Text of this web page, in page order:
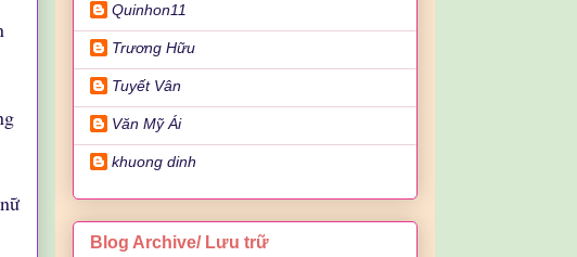
Quinhon11
Trương Hữu
Tuyết Vân
Văn Mỹ Ái
khuong dinh
Blog Archive/ Lưu trữ